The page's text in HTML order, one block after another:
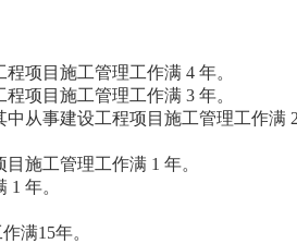
项目施工管理工作满 4 年。
项目施工管理工作满 3 年。
从事建设工程项目施工管理工作满
施工管理工作满 1 年。
年。
满15年。